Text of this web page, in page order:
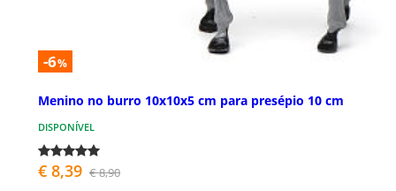
-6%
Menino no burro 10x10x5 cm para presépio 10 cm
DISPONÍVEL
€ 8,39 € 8,90